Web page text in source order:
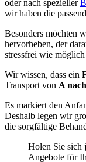
oder nach spezieller
wir haben die
Besonders möchten
hervorheben, der
stressfrei wie möglich
Wir wissen, dass ein
Transport von A
Es markiert den
Deshalb legen wir
die sorgfältige
Holen Sie sich
Angebote für